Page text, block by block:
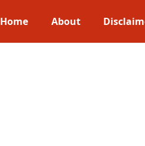
Home About